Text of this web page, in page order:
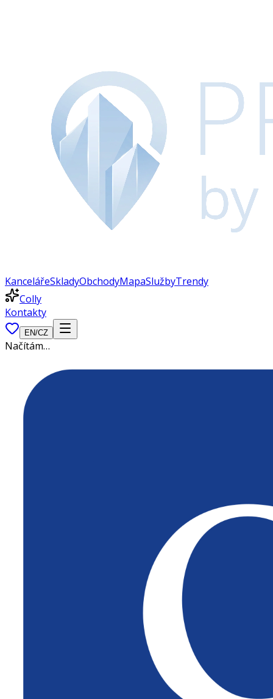
KancelářeSkladyObchodyMapaSlužbyTrendy
Colly
Kontakty
EN/CZ
Načítám…